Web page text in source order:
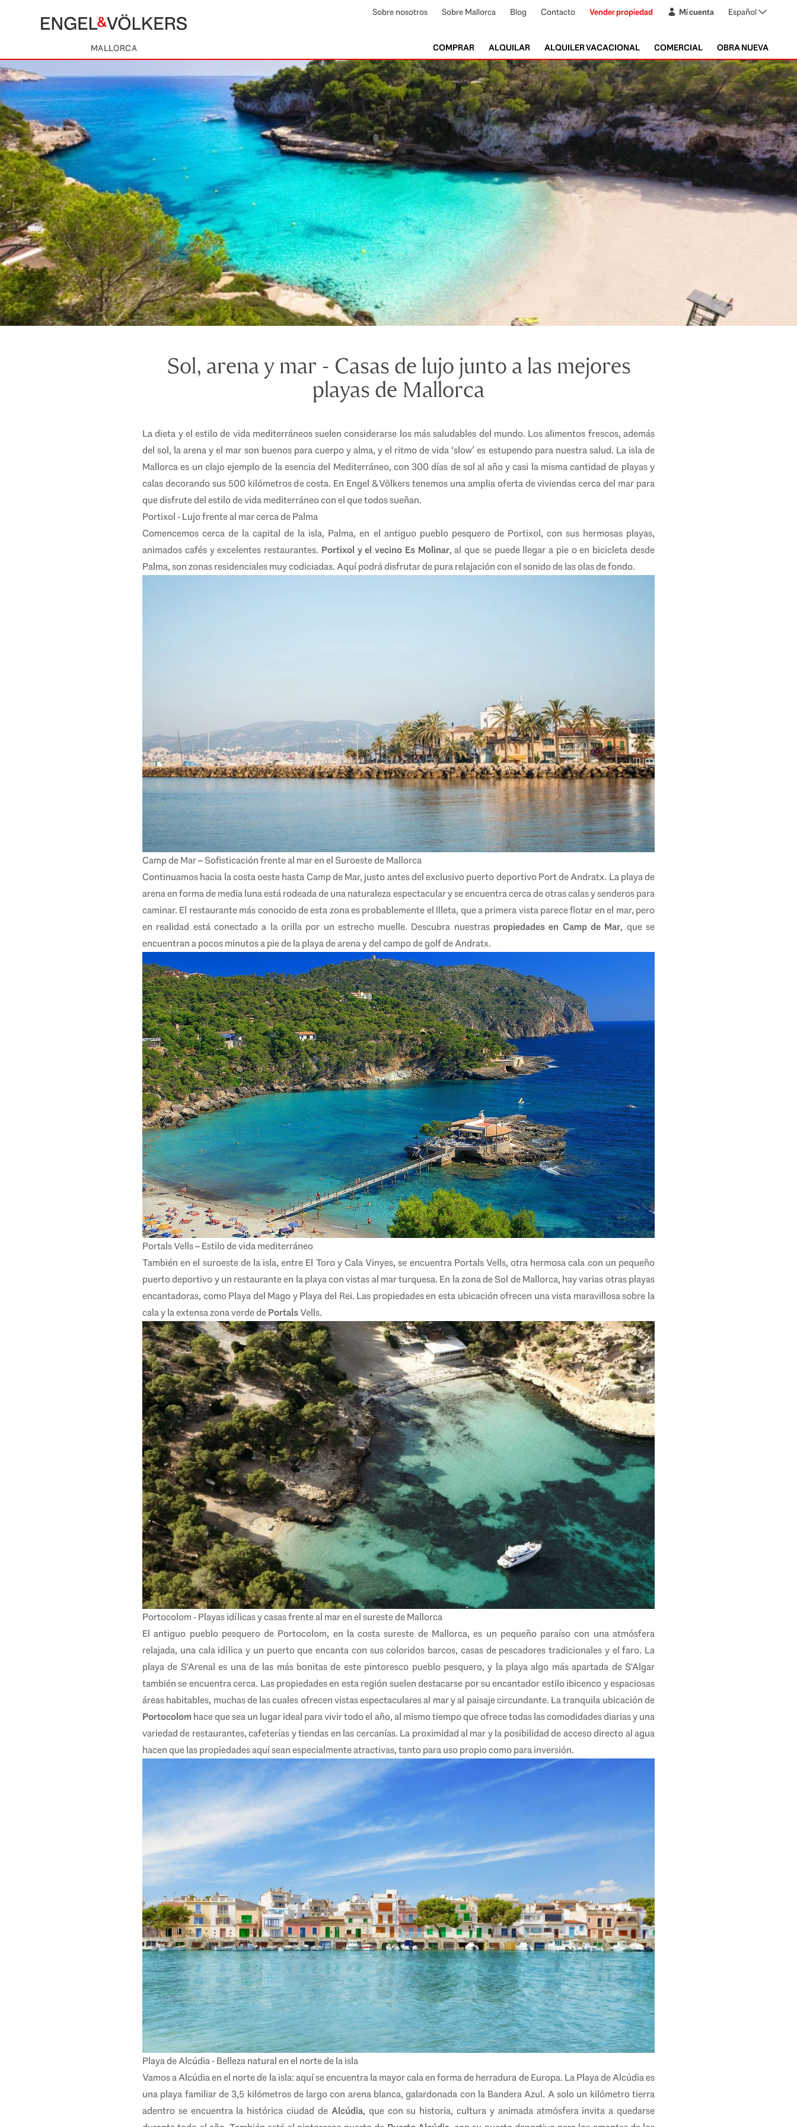
MALLORCA
Sobre nosotros Sobre Mallorca Blog Contacto Vender propiedad Mi cuenta Español
COMPRAR ALQUILAR ALQUILER VACACIONAL COMERCIAL OBRA NUEVA
Sol, arena y mar - Casas de lujo junto a las mejores
playas de Mallorca
La dieta y el estilo de vida mediterráneos suelen considerarse los más saludables del mundo. Los alimentos frescos, además
del sol, la arena y el mar son buenos para cuerpo y alma, y el ritmo de vida ‘slow’ es estupendo para nuestra salud. La isla de
Mallorca es un clajo ejemplo de la esencia del Mediterráneo, con 300 días de sol al año y casi la misma cantidad de playas y
calas decorando sus 500 kilómetros de costa. En Engel & Völkers tenemos una amplia oferta de viviendas cerca del mar para
que disfrute del estilo de vida mediterráneo con el que todos sueñan.
Portixol - Lujo frente al mar cerca de Palma
Comencemos cerca de la capital de la isla, Palma, en el antiguo pueblo pesquero de Portixol, con sus hermosas playas,
animados cafés y excelentes restaurantes. Portixol y el vecino Es Molinar, al que se puede llegar a pie o en bicicleta desde
Palma, son zonas residenciales muy codiciadas. Aquí podrá disfrutar de pura relajación con el sonido de las olas de fondo.
Camp de Mar – Sofisticación frente al mar en el Suroeste de Mallorca
Continuamos hacia la costa oeste hasta Camp de Mar, justo antes del exclusivo puerto deportivo Port de Andratx. La playa de
arena en forma de media luna está rodeada de una naturaleza espectacular y se encuentra cerca de otras calas y senderos para
caminar. El restaurante más conocido de esta zona es probablemente el Illeta, que a primera vista parece flotar en el mar, pero
en realidad está conectado a la orilla por un estrecho muelle. Descubra nuestras propiedades en Camp de Mar, que se
encuentran a pocos minutos a pie de la playa de arena y del campo de golf de Andratx.
Portals Vells – Estilo de vida mediterráneo
También en el suroeste de la isla, entre El Toro y Cala Vinyes, se encuentra Portals Vells, otra hermosa cala con un pequeño
puerto deportivo y un restaurante en la playa con vistas al mar turquesa. En la zona de Sol de Mallorca, hay varias otras playas
encantadoras, como Playa del Mago y Playa del Rei. Las propiedades en esta ubicación ofrecen una vista maravillosa sobre la
cala y la extensa zona verde dePortalsVells.
Portocolom - Playas idílicas y casas frente al mar en el sureste de Mallorca
El antiguo pueblo pesquero de Portocolom, en la costa sureste de Mallorca, es un pequeño paraíso con una atmósfera
relajada, una cala idílica y un puerto que encanta con sus coloridos barcos, casas de pescadores tradicionales y el faro. La
playa de S'Arenal es una de las más bonitas de este pintoresco pueblo pesquero, y la playa algo más apartada de S'Algar
también se encuentra cerca. Las propiedades en esta región suelen destacarse por su encantador estilo ibicenco y espaciosas
áreas habitables, muchas de las cuales ofrecen vistas espectaculares al mar y al paisaje circundante. La tranquila ubicación de
Portocolom hace que sea un lugar ideal para vivir todo el año, al mismo tiempo que ofrece todas las comodidades diarias y una
variedad de restaurantes, cafeterías y tiendas en las cercanías. La proximidad al mar y la posibilidad de acceso directo al agua
hacen que las propiedades aquí sean especialmente atractivas, tanto para uso propio como para inversión.
Playa de Alcúdia - Belleza natural en el norte de la isla
Vamos a Alcúdia en el norte de la isla: aquí se encuentra la mayor cala en forma de herradura de Europa. La Playa de Alcúdia es
una playa familiar de 3,5 kilómetros de largo con arena blanca, galardonada con la Bandera Azul. A solo un kilómetro tierra
adentro se encuentra la histórica ciudad de Alcúdia, que con su historia, cultura y animada atmósfera invita a quedarse